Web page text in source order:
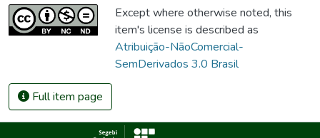
Except where otherwise noted, this
item's license is described as
Atribuição-NãoComercial-
SemDerivados 3.0 Brasil
Full item page